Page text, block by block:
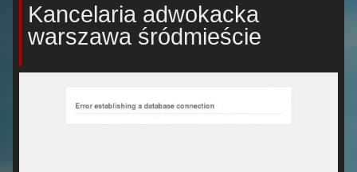
Kancelaria adwokacka
warszawa śródmieście